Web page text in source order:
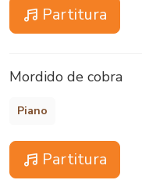
Partitura
Mordido de cobra
Piano
Partitura